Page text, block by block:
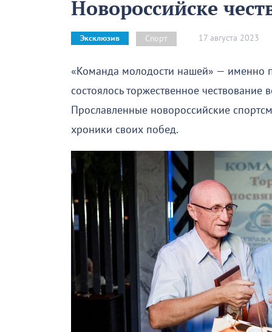
Новороссийске
Эксклюзив Спорт 17 августа 2023
«Команда молодости нашей» — именно
состоялось торжественное
Прославленные новороссийские
хроники своих побед.